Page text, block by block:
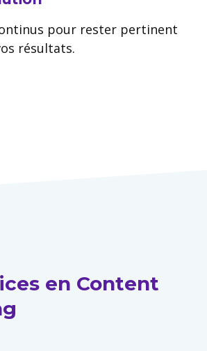
pour rester pertinent
résultats.
en Content